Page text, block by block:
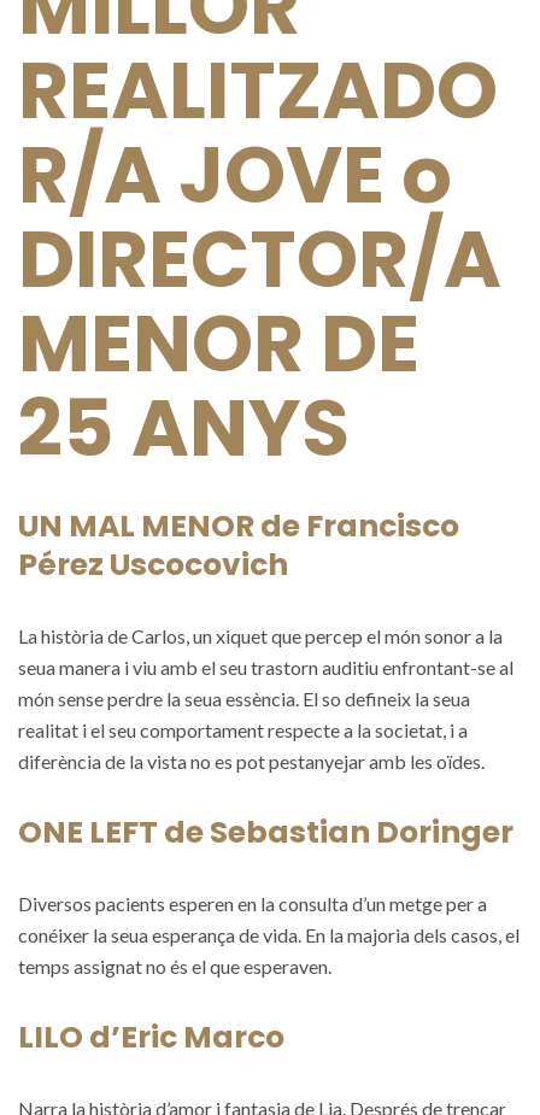
REALITZADO
R/A JOVE o
DIRECTOR/A
MENOR DE
25 ANYS
UN MAL MENOR de Francisco
Pérez Uscocovich
La història de Carlos, un xiquet que percep el món sonor a la
seua manera i viu amb el seu trastorn auditiu enfrontant-se al
món sense perdre la seua essència. El so defineix la seua
realitat i el seu comportament respecte a la societat, i a
diferència de la vista no es pot pestanyejar amb les oïdes.
ONE LEFT de Sebastian Doringer
Diversos pacients esperen en la consulta d’un metge per a
conéixer la seua esperança de vida. En la majoria dels casos, el
temps assignat no és el que esperaven.
LILO d’Eric Marco
Narra la història d’amor i fantasia de Lia. Després de trencar